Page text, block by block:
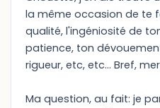
la même occasion de te
qualité, l'ingéniosité de
patience, ton
rigueur, etc, etc... Bref,
Ma question, au fait: je